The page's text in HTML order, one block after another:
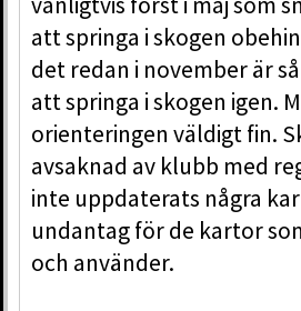
att springa i skogen
det redan i november är
att springa i skogen igen.
orienteringen väldigt fin.
avsaknad av klubb med
inte uppdaterats några
undantag för de kartor
och använder.